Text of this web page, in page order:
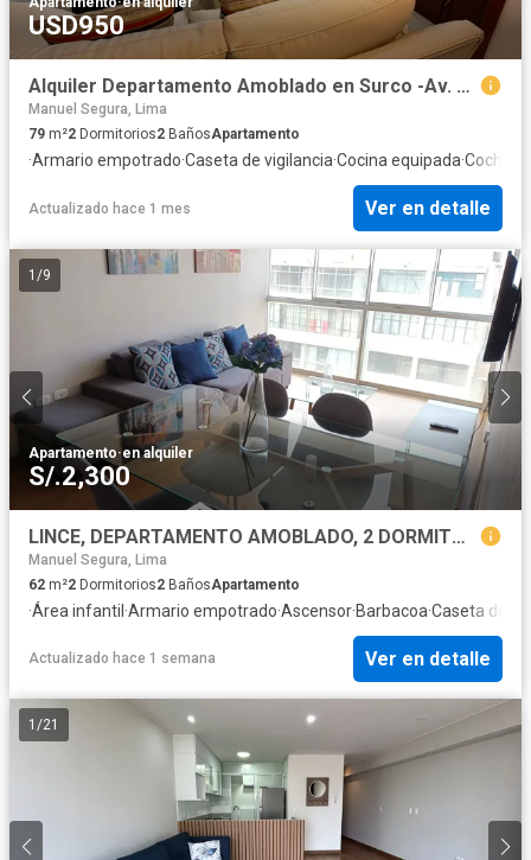
USD950
Alquiler Departamento Amoblado en Surco -Av. Velasco Astete
Manuel Segura, Lima
79 m²2 Dormitorios2 BañosApartamento
·Armario empotrado·Caseta de vigilancia·Cocina equipada·Cochera
Actualizado hace 1 mes Ver en detalle
1 /9
Apartamento·en alquiler
S/.2,300
LINCE, DEPARTAMENTO AMOBLADO, 2 DORMITORIOS, a 4 MIN. DEL HOSPITAL REBAGLIATI
Manuel Segura, Lima
62 m²2 Dormitorios2 BañosApartamento
·Área infantil·Armario empotrado·Ascensor·Barbacoa·Caseta de
Actualizado hace 1 semana Ver en detalle
1 /21